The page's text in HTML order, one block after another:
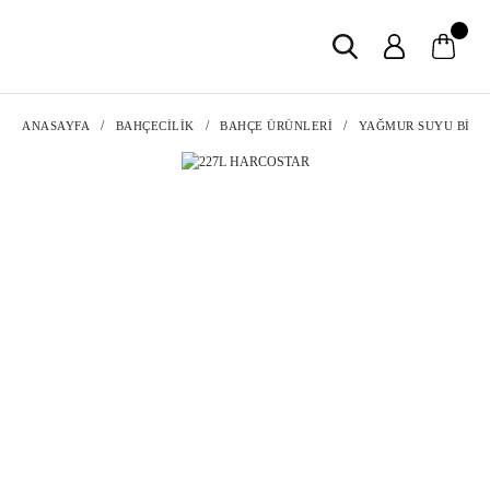
ANASAYFA BAHÇECİLİK BAHÇE ÜRÜNLERİ YAĞMUR SUYU